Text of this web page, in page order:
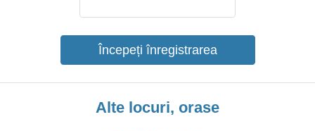
Începeți înregistrarea
Alte locuri, orase